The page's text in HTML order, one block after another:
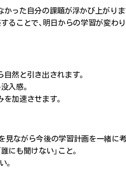
った自分の課題が浮かび上がりま
ることで、明日からの学習が変わり
然と引き出されます。
入感。
加速させます。
ながら今後の学習計画を一緒に考
誰にも聞けない」こと。
。